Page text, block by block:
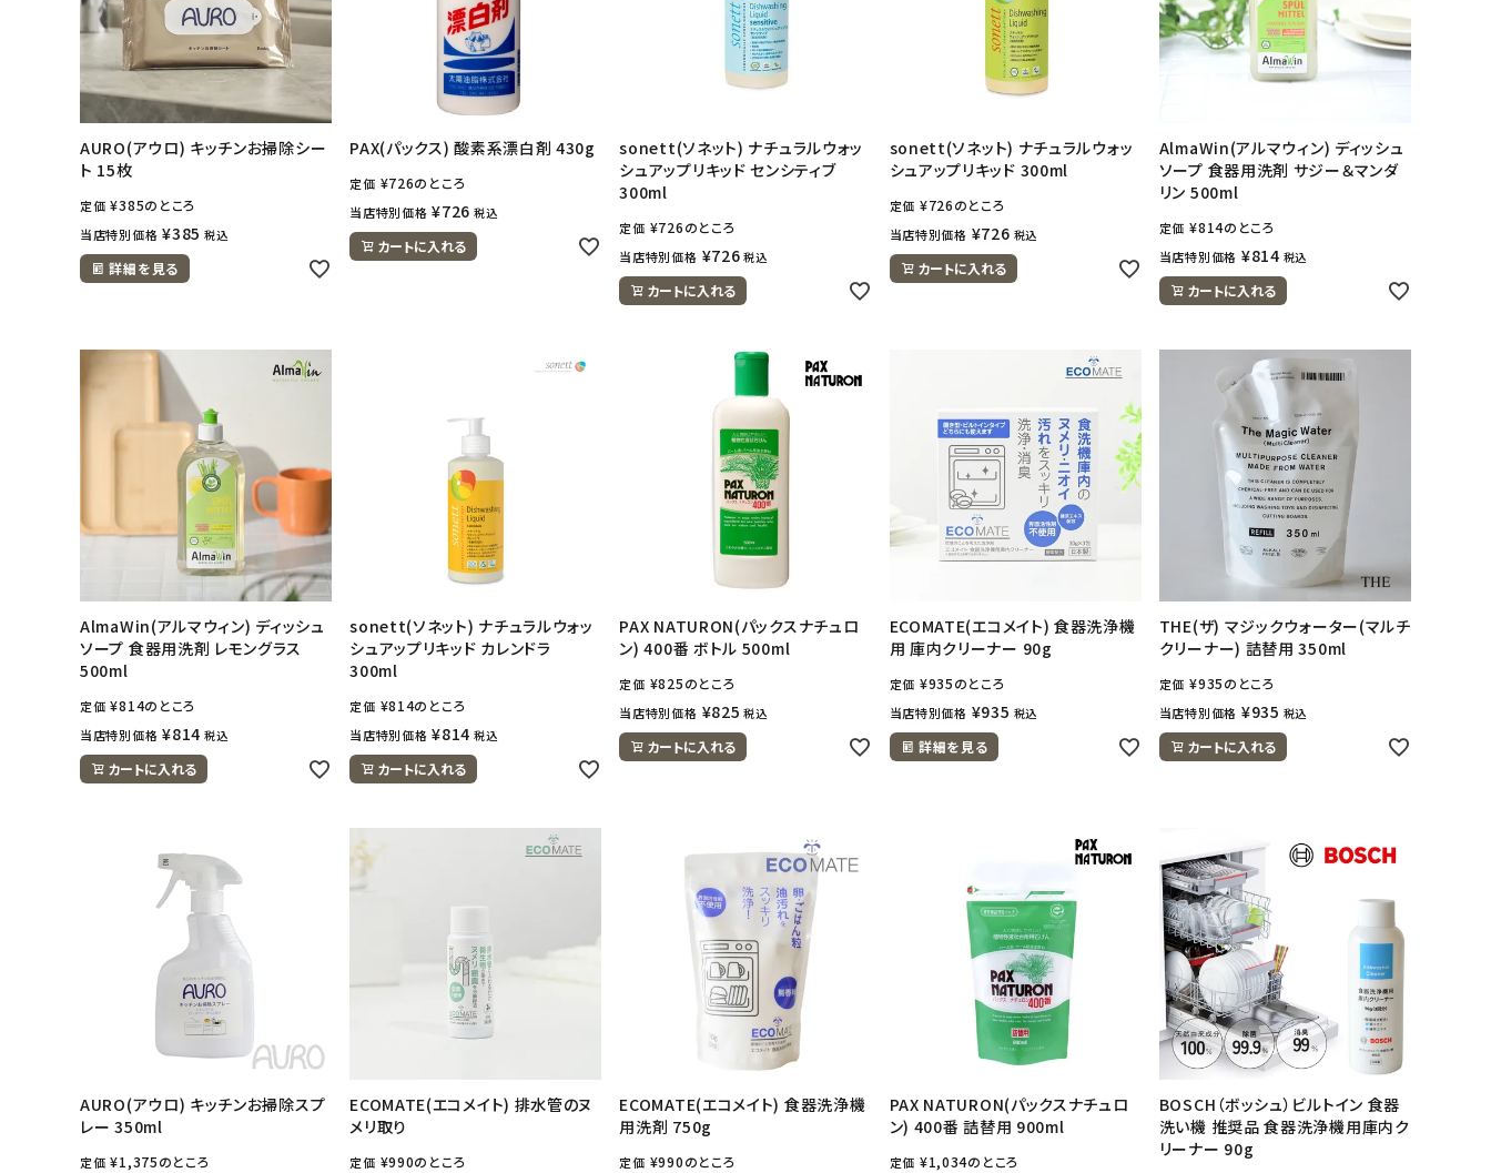
日用品雑貨
フェムケア
インナー・下着・ナイトウェア
キッズ・ベビー・マタニティ
キッチン用品
ナチュラムーン
エコメイト
アルマウィン
コラム・スタッフのおすすめ
ようこそ ゲスト 様
person 会員登録
AURO(アウロ) キッチンお掃除シー
ト 15枚
定価 ¥385のところ
当店特別価格 ¥385 税込
詳細を見る
PAX(パックス) 酸素系漂白剤 430g
定価 ¥726のところ
当店特別価格 ¥726 税込
カートに入れる
sonett(ソネット) ナチュラルウォッ
シュアップリキッド センシティブ
300ml
定価 ¥726のところ
当店特別価格 ¥726 税込
カートに入れる
sonett(ソネット) ナチュラルウォッ
シュアップリキッド 300ml
定価 ¥726のところ
当店特別価格 ¥726 税込
カートに入れる
AlmaWin(アルマウィン) ディッシュ
ソープ 食器用洗剤 サジー＆マンダ
リン 500ml
定価 ¥814のところ
当店特別価格 ¥814 税込
カートに入れる
AlmaWin(アルマウィン) ディッシュ
ソープ 食器用洗剤 レモングラス
500ml
定価 ¥814のところ
当店特別価格 ¥814 税込
カートに入れる
sonett(ソネット) ナチュラルウォッ
シュアップリキッド カレンドラ
300ml
定価 ¥814のところ
当店特別価格 ¥814 税込
カートに入れる
PAX NATURON(パックスナチュロ
ン) 400番 ボトル 500ml
定価 ¥825のところ
当店特別価格 ¥825 税込
カートに入れる
ECOMATE(エコメイト) 食器洗浄機
用 庫内クリーナー 90g
定価 ¥935のところ
当店特別価格 ¥935 税込
詳細を見る
THE(ザ) マジックウォーター(マルチ
クリーナー) 詰替用 350ml
定価 ¥935のところ
当店特別価格 ¥935 税込
カートに入れる
AURO(アウロ) キッチンお掃除スプ
レー 350ml
定価 ¥1,375のところ
ECOMATE(エコメイト) 排水管のヌ
メリ取り
定価 ¥990のところ
ECOMATE(エコメイト) 食器洗浄機
用洗剤 750g
定価 ¥990のところ
PAX NATURON(パックスナチュロ
ン) 400番 詰替用 900ml
定価 ¥1,034のところ
BOSCH（ボッシュ）ビルトイン 食器
洗い機 推奨品 食器洗浄機用庫内ク
リーナー 90g